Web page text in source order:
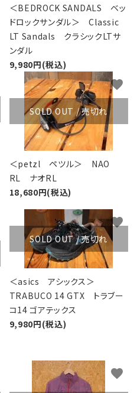
＜BEDROCK SANDALS ベッ
ドロックサンダル＞ Classic
LT Sandals クラシックLTサ
ンダル
9,980円(税込)
SOLD OUT / 売切れ
＜petzl ペツル＞ NAO
RL ナオRL
18,680円(税込)
favorite
SOLD OUT / 売切れ
＜asics アシックス＞
TRABUCO 14 GTX トラブー
コ14 ゴアテックス
9,980円(税込)
favorite
favorite